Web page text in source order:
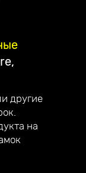
другие
на